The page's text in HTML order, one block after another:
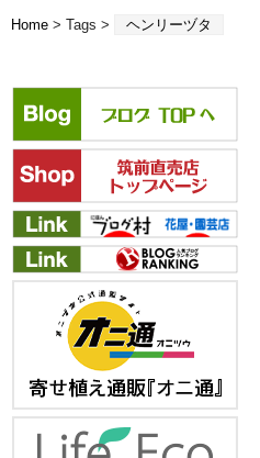
Home > Tags > ヘンリーヅタ